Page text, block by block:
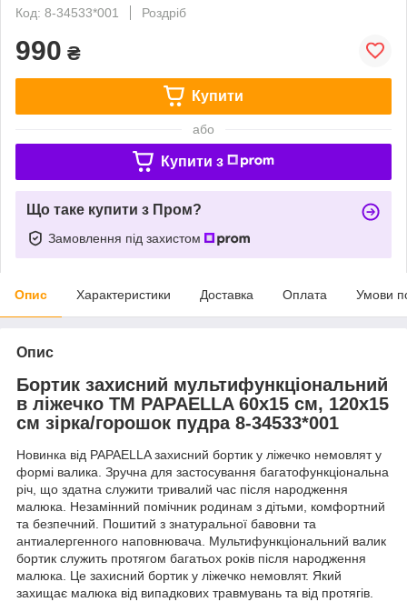
Код: 8-34533*001
Роздріб
990 ₴
Купити
або
Купити з
Що таке купити з Пром?
Замовлення під захистом
Опис Характеристики Доставка Оплата Умови
Опис
Бортик захисний мультифункціональний
в ліжечко ТM PAPAELLA 60х15 см, 120х15
см зірка/горошок пудра 8-34533*001
Новинка від PAPAELLA захисний бортик у ліжечко немовлят у
формі валика. Зручна для застосування багатофункціональна
річ, що здатна служити тривалий час після народження
малюка. Незамінний помічник родинам з дітьми, комфортний
та безпечний. Пошитий з знатуральної бавовни та
антиалергенного наповнювача. Мультифункціональний валик
бортик служить протягом багатьох років після народження
малюка. Це захисний бортик у ліжечко немовлят. Який
захищає малюка від випадкових травмувань та від протягів.